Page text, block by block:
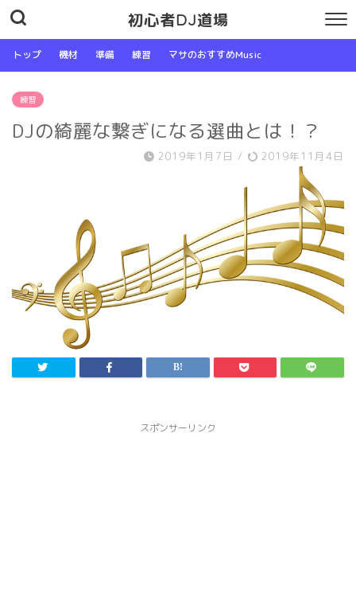
初心者DJ道場
トップ 機材 準備 練習 マサのおすすめMusic
練習
DJの綺麗な繋ぎになる選曲とは！？
2019年1月7日 / 2019年11月4日
スポンサーリンク